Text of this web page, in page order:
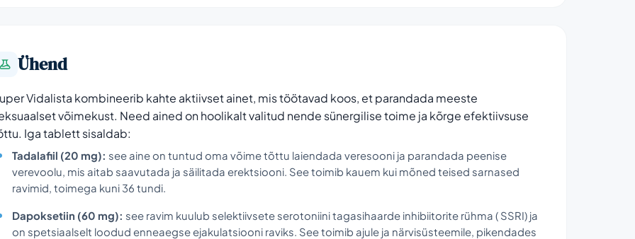
Ühend
Vidalista kombineerib kahte aktiivset ainet, mis töötavad koos, et parandada meeste
võimekust. Need ained on hoolikalt valitud nende sünergilise toime ja kõrge efektiivsuse
Iga tablett sisaldab:
Tadalafiil (20 mg): see aine on tuntud oma võime tõttu laiendada veresooni ja parandada peenise
verevoolu, mis aitab saavutada ja säilitada erektsiooni. See toimib kauem kui mõned teised sarnased
ravimid, toimega kuni 36 tundi.
Dapoksetiin (60 mg): see ravim kuulub selektiivsete serotoniini tagasihaarde inhibiitorite rühma ( SSRI) ja
on spetsiaalselt loodud enneaegse ejakulatsiooni raviks. See toimib ajule ja närvisüsteemile, pikendades